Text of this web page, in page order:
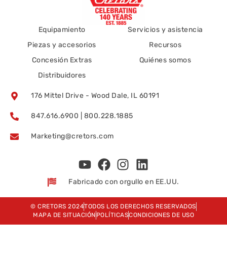
Equipamiento
Piezas y accesorios
Concesión Extras
Distribuidores
Servicios y asistencia
Recursos
Quiénes somos
176 Mittel Drive - Wood Dale, IL 60191
847.616.6900 | 800.228.1885
Marketing@cretors.com
Fabricado con orgullo en EE.UU.
© CRETORS 2024TODOS LOS DERECHOS RESERVADOS
MAPA DE SITUACIÓN POLÍTICASCONDICIONES DE USO